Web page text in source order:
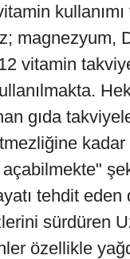
kullanımı
magnezyum,
vitamin
gıda
tehdit eden
sürdüren
özellikle